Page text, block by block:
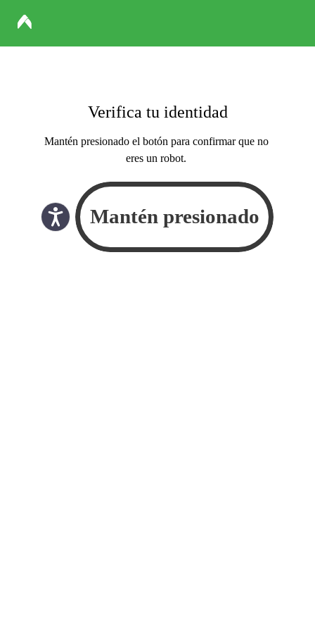
Verifica tu identidad
Mantén presionado el botón para confirmar que no
eres un robot.